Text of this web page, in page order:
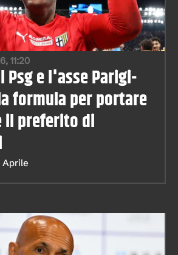
11:20
Psg e l'asse Parigi-
formula per portare
il preferito di
Aprile